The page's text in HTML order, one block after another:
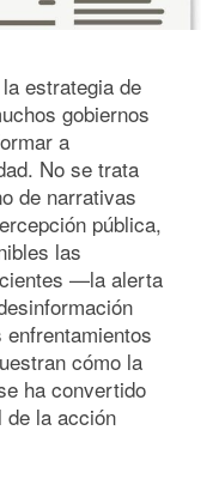
estrategia de
gobiernos
a
No se trata
de narrativas
pública,
las
—la alerta
cómo la
ha convertido
de la acción